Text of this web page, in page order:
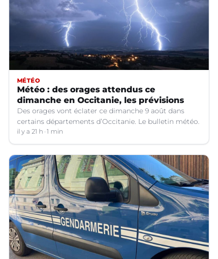
MÉTÉO
Météo : des orages attendus ce
dimanche en Occitanie, les prévisions
Des orages vont éclater ce dimanche 9 août dans
certains départements d’Occitanie. Le bulletin météo.
il y a 21 h 1 min